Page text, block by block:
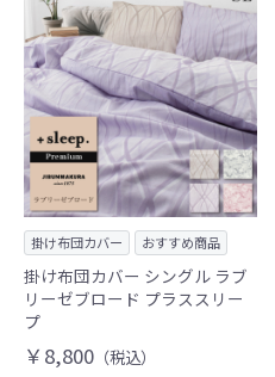
掛け布団カバー おすすめ商品
掛け布団カバー シングル ラブ
リーゼブロード プラススリー
プ
￥8,800 （税込）